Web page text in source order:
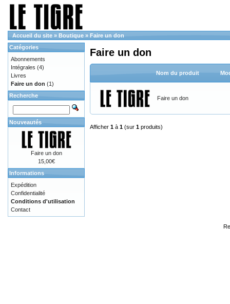
Accueil du site » Boutique » Faire un don
Faire un don
Nom du produit
Faire un don
Afficher 1 à 1 (sur 1 produits)
Catégories
Abonnements
Intégrales (4)
Livres
Faire un don (1)
Recherche
Nouveautés
Faire un don
15,00€
Informations
Expédition
Confidentialité
Conditions d'utilisation
Contact